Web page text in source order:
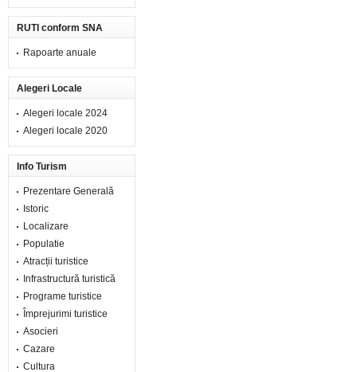
RUTI conform SNA
Rapoarte anuale
Alegeri Locale
Alegeri locale 2024
Alegeri locale 2020
Info Turism
Prezentare Generală
Istoric
Localizare
Populatie
Atracții turistice
Infrastructură turistică
Programe turistice
Împrejurimi turistice
Asocieri
Cazare
Cultura